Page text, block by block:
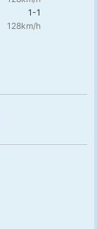
1-1
128km/h